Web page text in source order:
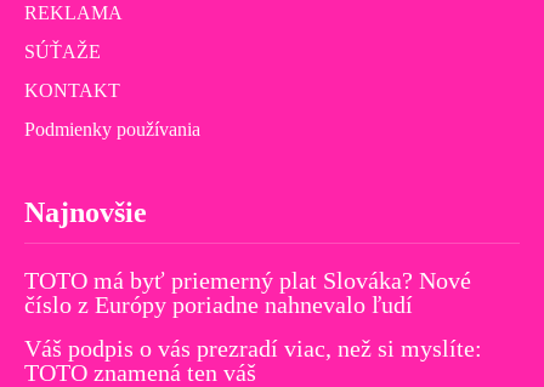
REKLAMA
SÚŤAŽE
KONTAKT
Podmienky používania
Najnovšie
TOTO má byť priemerný plat Slováka? Nové
číslo z Európy poriadne nahnevalo ľudí
Váš podpis o vás prezradí viac, než si myslíte:
TOTO znamená ten váš